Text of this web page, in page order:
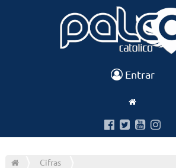
Entrar
Cifras